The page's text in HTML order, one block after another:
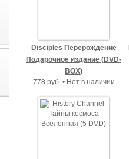
Disciples Перерождение
Подарочное издание (DVD-
BOX)
778 руб. • Нет в наличии